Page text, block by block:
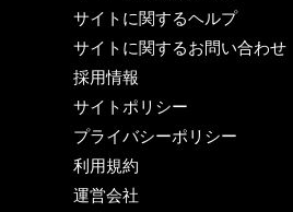
サイトに関するヘルプ
サイトに関するお問い合わせ
採用情報
サイトポリシー
プライバシーポリシー
利用規約
運営会社